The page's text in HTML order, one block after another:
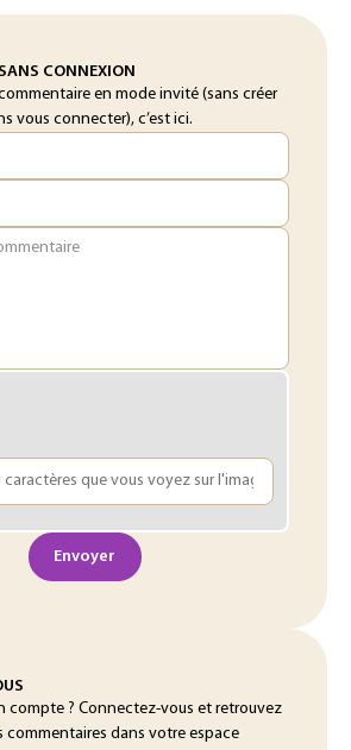
CONNEXION
en mode invité (sans créer
vous connecter), c’est ici.
Envoyer
compte ? Connectez-vous et retrouvez
commentaires dans votre espace